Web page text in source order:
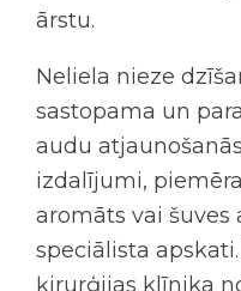
ārstu.
Neliela nieze
sastopama un
audu
izdalījumi,
aromāts vai šuves
speciālista
ķirurģijas klīnika